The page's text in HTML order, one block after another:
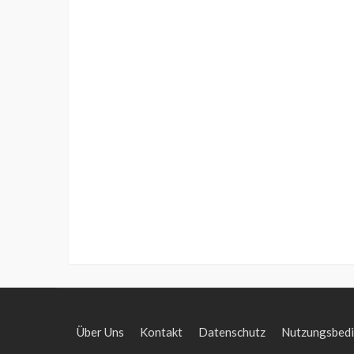
Über Uns Kontakt Datenschutz